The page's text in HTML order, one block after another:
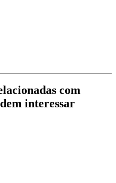
com
interessar